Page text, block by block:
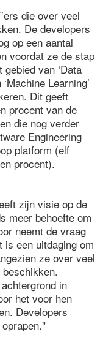
die over veel
De developers
op een aantal
voordat ze de stap
van ‘Data
Learning’
Dit geeft
procent van de
die nog verder
Engineering
platform (elf
procent).
zijn visie op de
meer behoefte om
neemt de vraag
een uitdaging om
ze over veel
in
het voor hen
Developers